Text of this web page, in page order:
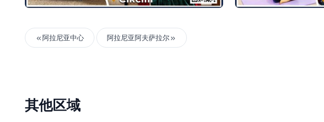
阿拉尼亚中心 阿拉尼亚阿夫萨拉尔
其他区域